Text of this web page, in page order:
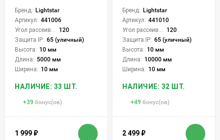
Бренд: Lightstar
Артикул: 441006
120
Защита IP: 65 (уличный)
Высота: 10 мм
Длина: 5000 мм
Ширина: 10 мм
НАЛИЧИЕ: 33 ШТ.
+39 бонус(ов)
1 999 ₽
Бренд: Lightstar
Артикул: 441010
120
Защита IP: 65 (уличный)
Высота: 10 мм
Длина: 10000 мм
Ширина: 10 мм
НАЛИЧИЕ: 32 ШТ.
+49 бонус(ов)
2 499 ₽